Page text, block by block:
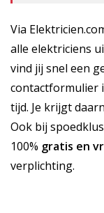
Via
alle elektriciens
vind jij snel een
contactformulier
tijd. Je krijgt
Ook bij
100% gratis en
verplichting.